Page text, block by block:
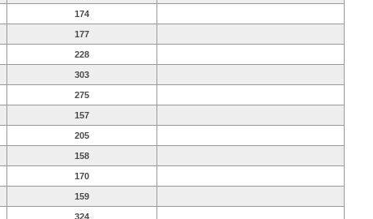
174
177
228
303
275
157
205
158
170
159
324